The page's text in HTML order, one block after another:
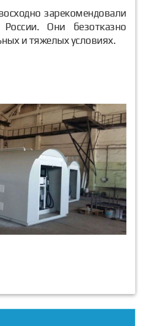
зарекомендовали
Они безотказно
и тяжелых условиях.